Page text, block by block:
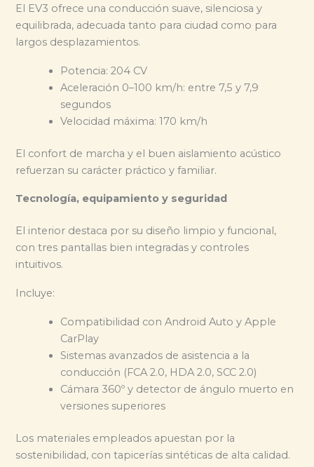
El EV3 ofrece una conducción suave, silenciosa y
equilibrada, adecuada tanto para ciudad como para
largos desplazamientos.
Potencia: 204 CV
Aceleración 0–100 km/h: entre 7,5 y 7,9
segundos
Velocidad máxima: 170 km/h
El confort de marcha y el buen aislamiento acústico
refuerzan su carácter práctico y familiar.
Tecnología, equipamiento y seguridad
El interior destaca por su diseño limpio y funcional,
con tres pantallas bien integradas y controles
intuitivos.
Incluye:
Compatibilidad con Android Auto y Apple
CarPlay
Sistemas avanzados de asistencia a la
conducción (FCA 2.0, HDA 2.0, SCC 2.0)
Cámara 360º y detector de ángulo muerto en
versiones superiores
Los materiales empleados apuestan por la
sostenibilidad, con tapicerías sintéticas de alta calidad.